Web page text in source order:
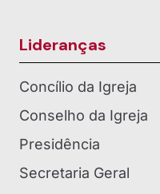
Lideranças
Concílio da Igreja
Conselho da Igreja
Presidência
Secretaria Geral